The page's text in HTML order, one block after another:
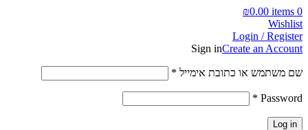
0
items
₪0.00
Wishlist
Login / Register
Sign inCreate an Account
שם משתמש או כתובת אימייל *
Password
*
Log in